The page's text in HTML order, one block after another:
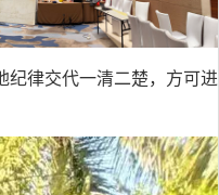
纪律交代一清二楚，方可进